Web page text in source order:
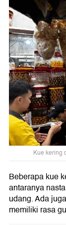
Kue kering
Beberapa kue
antaranya
udang. Ada
memiliki rasa